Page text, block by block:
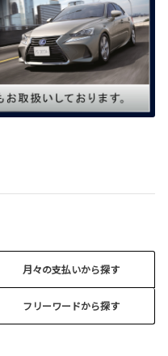
月々の支払いから探す
フリーワードから探す